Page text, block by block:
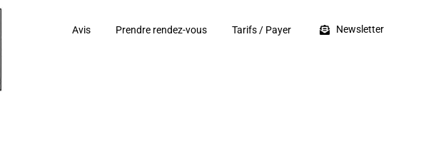
Avis Prendre rendez-vous Tarifs / Payer Newsletter